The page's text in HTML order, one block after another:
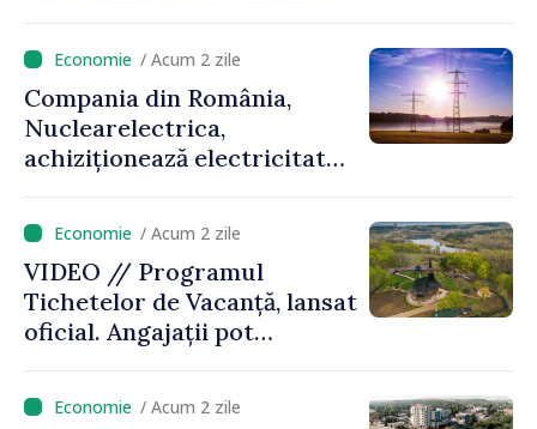
geopolitice”
/ Acum 2 zile
Compania din România,
Nuclearelectrica,
achiziționează electricitate
furnizorului de energie din
Republica Moldova
/ Acum 2 zile
VIDEO // Programul
Tichetelor de Vacanță, lansat
oficial. Angajații pot
la 8700 de lei pentru vacanțe
în Republica Moldova
/ Acum 2 zile